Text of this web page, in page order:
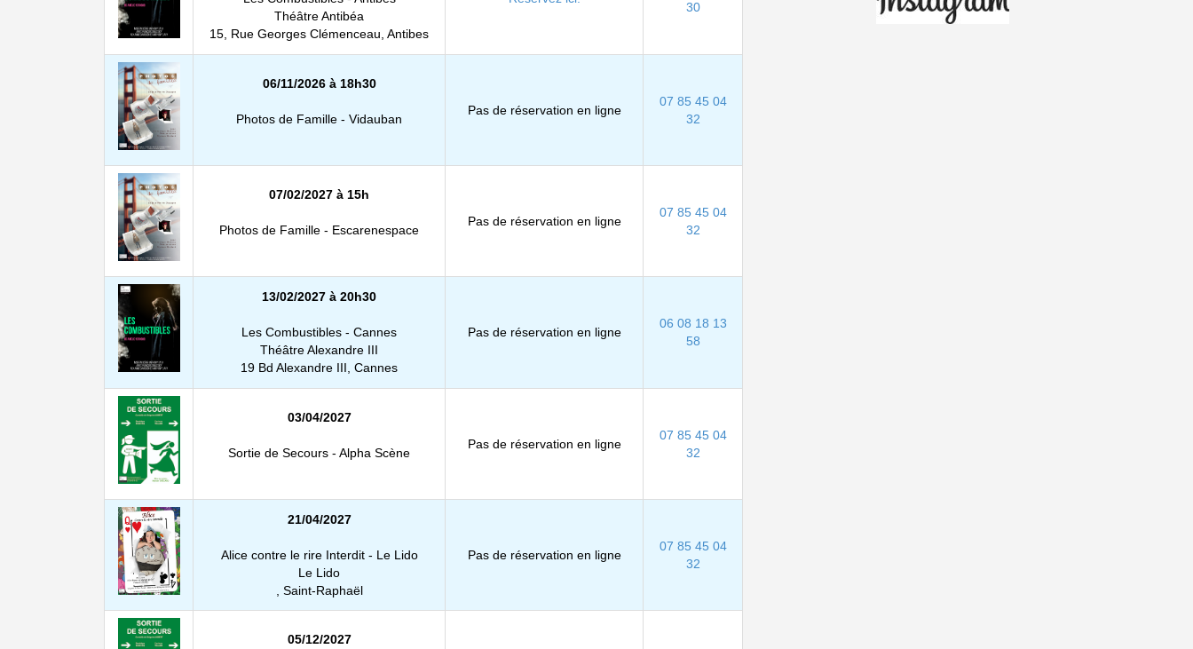
Théâtre Antibéa
15, Rue Georges Clémenceau, Antibes
30
06/11/2026 à 18h30
Photos de Famille - Vidauban
Pas de réservation en ligne
07 85 45 04
32
07/02/2027 à 15h
Photos de Famille - Escarenespace
Pas de réservation en ligne
07 85 45 04
32
13/02/2027 à 20h30
Les Combustibles - Cannes
Théâtre Alexandre III
19 Bd Alexandre III, Cannes
Pas de réservation en ligne
06 08 18 13
58
03/04/2027
Sortie de Secours - Alpha Scène
Pas de réservation en ligne
07 85 45 04
32
21/04/2027
Alice contre le rire Interdit - Le Lido
Le Lido
, Saint-Raphaël
Pas de réservation en ligne
07 85 45 04
32
05/12/2027